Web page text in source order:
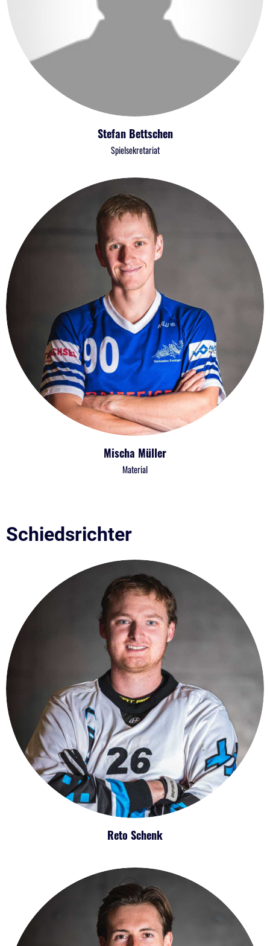
Stefan Bettschen
Spielsekretariat
Mischa Müller
Material
Schiedsrichter
Reto Schenk